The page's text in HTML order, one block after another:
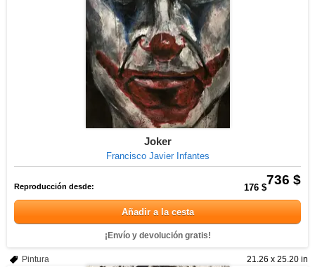
Joker
Francisco Javier Infantes
736 $
Reproducción desde: 176 $
Añadir a la cesta
¡Envío y devolución gratis!
21.26 x 25.20 in
Pintura